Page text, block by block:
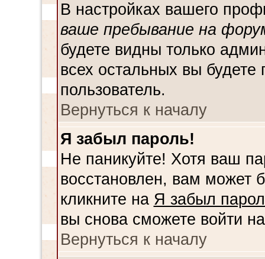
В настройках вашего
ваше пребывание на
будете видны только
всех остальных вы будете
пользователь.
Вернуться к началу
Я забыл пароль!
Не паникуйте! Хотя ваш
восстановлен, вам может
кликните на Я забыл
вы снова сможете войти
Вернуться к началу